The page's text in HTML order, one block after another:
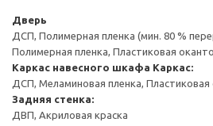
Дверь
ДСП, Полимерная пленка (мин. 80 %
Полимерная пленка, Пластиковая
Каркас навесного шкафа Каркас:
ДСП, Меламиновая пленка, Пластиковая
Задняя стенка:
ДВП, Акриловая краска